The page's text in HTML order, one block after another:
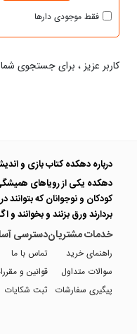
فقط موجودی دارها
کاربر عزیز ، برای جستجوی
درباره دهکده کتاب بازی و
دهکده یکی از رویاهای
کودکان و نوجوانان که بتوانند
بردارند ورق بزنند و بخوانند
خدمات مشتریان
راهنمای خرید
سوالات متداول
پیگیری سفارشات
دسترسی
تماس با ما
قوانین و
ثبت شکایات